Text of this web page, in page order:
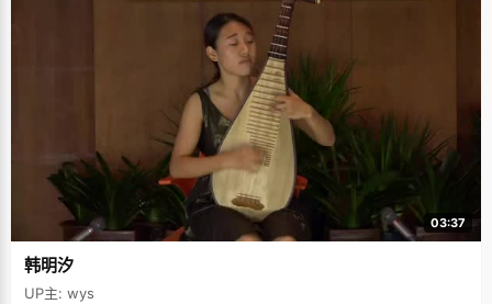
03:37
韩明汐
UP主: wys